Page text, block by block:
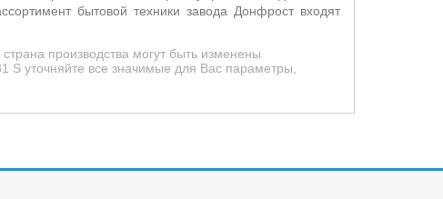
бытовой техники завода Донфрост входят
производства могут быть изменены
S уточняйте все значимые для Вас параметры,